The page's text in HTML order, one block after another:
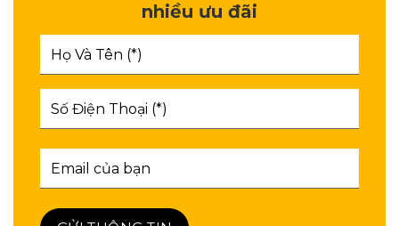
nhiều ưu đãi